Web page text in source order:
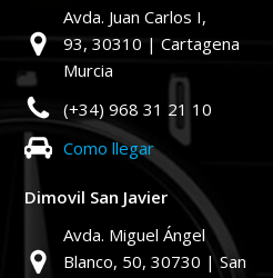
Avda. Juan Carlos I,
93, 30310 | Cartagena
Murcia
(+34) 968 31 21 10
Como llegar
Dimovil San Javier
Avda. Miguel Ángel
Blanco, 50, 30730 | San